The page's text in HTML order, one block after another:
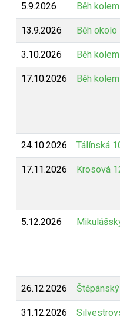
5.9.2026 Běh
13.9.2026 Běh
3.10.2026 Běh
17.10.2026 Běh
24.10.2026 Tálínská
17.11.2026 Krosová
5.12.2026
26.12.2026
31.12.2026